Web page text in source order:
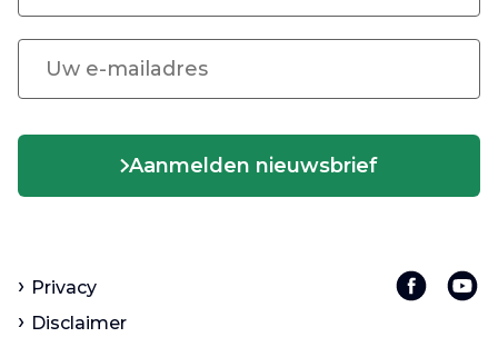
Aanmelden nieuwsbrief
Privacy
Disclaimer